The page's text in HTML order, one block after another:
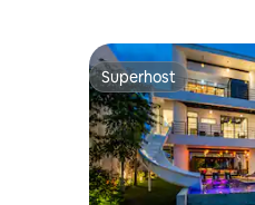
Superhost
Superhost